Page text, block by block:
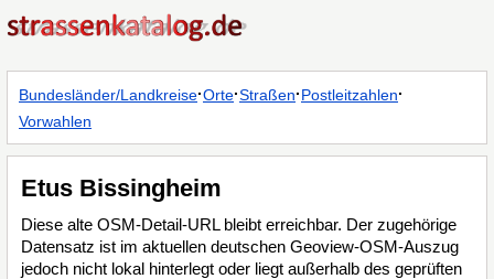
Bundesländer/Landkreise·Orte·Straßen·Postleitzahlen·
Vorwahlen
Etus Bissingheim
Diese alte OSM-Detail-URL bleibt erreichbar. Der zugehörige
Datensatz ist im aktuellen deutschen Geoview-OSM-Auszug
jedoch nicht lokal hinterlegt oder liegt außerhalb des geprüften